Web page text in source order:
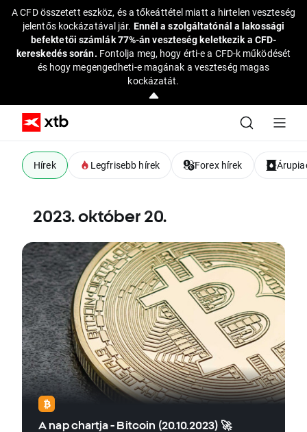
A CFD összetett eszköz, és a tőkeáttétel miatt a hirtelen veszteség
jelentős kockázatával jár. Ennél a szolgáltatónál a lakossági
befektetői számlák 77%-án veszteség keletkezik a CFD-
kereskedés során. Fontolja meg, hogy érti-e a CFD-k működését
és hogy megengedheti-e magának a veszteség magas
kockázatát.
Hírek Legfrisebb hírek Forex hírek
2023. október 20.
A nap chartja - Bitcoin (20.10.2023) 🚀